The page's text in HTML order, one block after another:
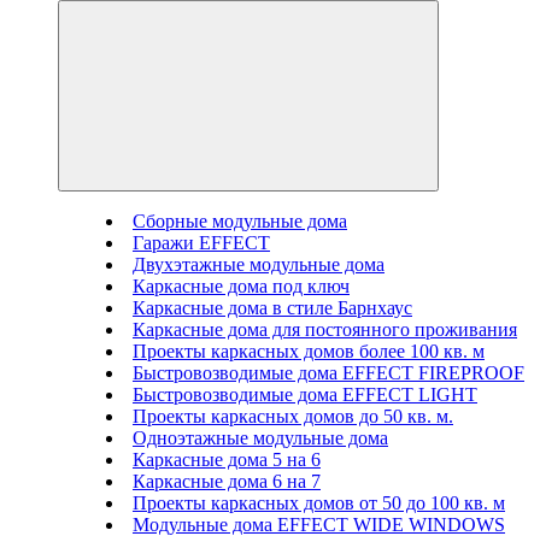
Сборные модульные дома
Гаражи EFFECT
Двухэтажные модульные дома
Каркасные дома под ключ
Каркасные дома в стиле Барнхаус
Каркасные дома для постоянного проживания
Проекты каркасных домов более 100 кв. м
Быстровозводимые дома EFFECT FIREPROOF
Быстровозводимые дома EFFECT LIGHT
Проекты каркасных домов до 50 кв. м.
Одноэтажные модульные дома
Каркасные дома 5 на 6
Каркасные дома 6 на 7
Проекты каркасных домов от 50 до 100 кв. м
Модульные дома EFFECT WIDE WINDOWS